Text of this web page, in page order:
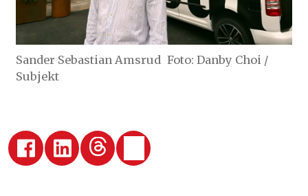
Sander Sebastian Amsrud Foto: Danby Choi /
Subjekt